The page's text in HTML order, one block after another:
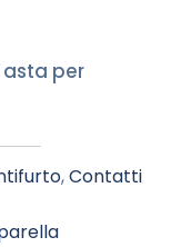
per
,Contatti